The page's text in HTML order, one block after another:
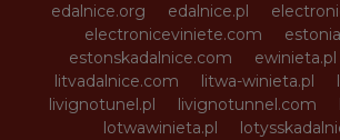
edalnice.org
edalnice.pl
electroniceviniete.com
estonskadalnice.com
ewinieta.pl
litvadalnice.com
litwa-winieta.pl
livignotunel.pl
livignotunnel.com
lotwawinieta.pl